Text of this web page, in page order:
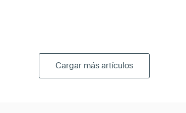
Cargar más artículos